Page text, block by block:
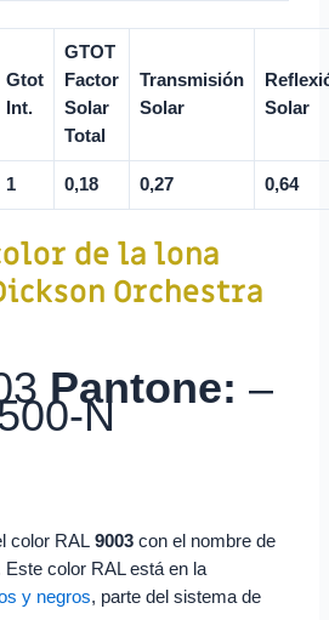
Gtot
Int.
GTOT
Factor
Solar
Total
Transmisión
Solar
Solar
1 0,18 0,27 0,64
de la lona
Orchestra
Pantone:–
N
color RAL9003 con el nombre de
Este color RAL está en la
y negros, parte del sistema de